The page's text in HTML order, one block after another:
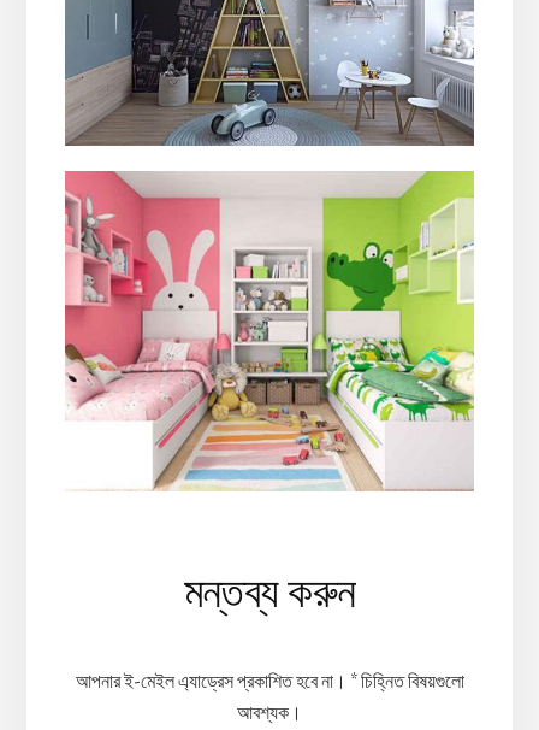
Interactions
মন্তব্য করুন
আপনার ই-মেইল এ্যাড্রেস প্রকাশিত হবে না। *চিহ্নিত বিষয়গুলো
আবশ্যক।